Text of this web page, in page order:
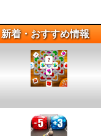
新着・おすすめ情報